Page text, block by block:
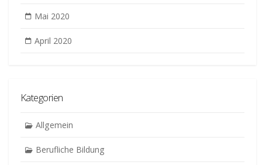
Mai 2020
April 2020
Kategorien
Allgemein
Berufliche Bildung